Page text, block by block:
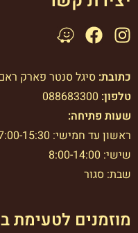
כתובת: סיגל סנטר פארק
טלפון: 088683300
שעות פתיחה:
ראשון עד חמישי: 7:00-15:30
שישי: 8:00-14:00
שבת: סגור
מוזמנים לטעימת